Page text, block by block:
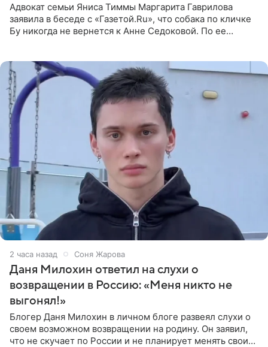
Адвокат семьи Яниса Тиммы Маргарита Гаврилова
заявила в беседе с «Газетой.Ru», что собака по кличке
Бу никогда не вернется к Анне Седоковой. По ее
2 часа назад Соня Жарова
Даня Милохин ответил на слухи о
возвращении в Россию: «Меня никто не
выгонял!»
Блогер Даня Милохин в личном блоге развеял слухи о
своем возможном возвращении на родину. Он заявил,
что не скучает по России и не планирует менять свои